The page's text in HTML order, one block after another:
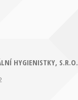
HYGIENISTKY, S.R.O.